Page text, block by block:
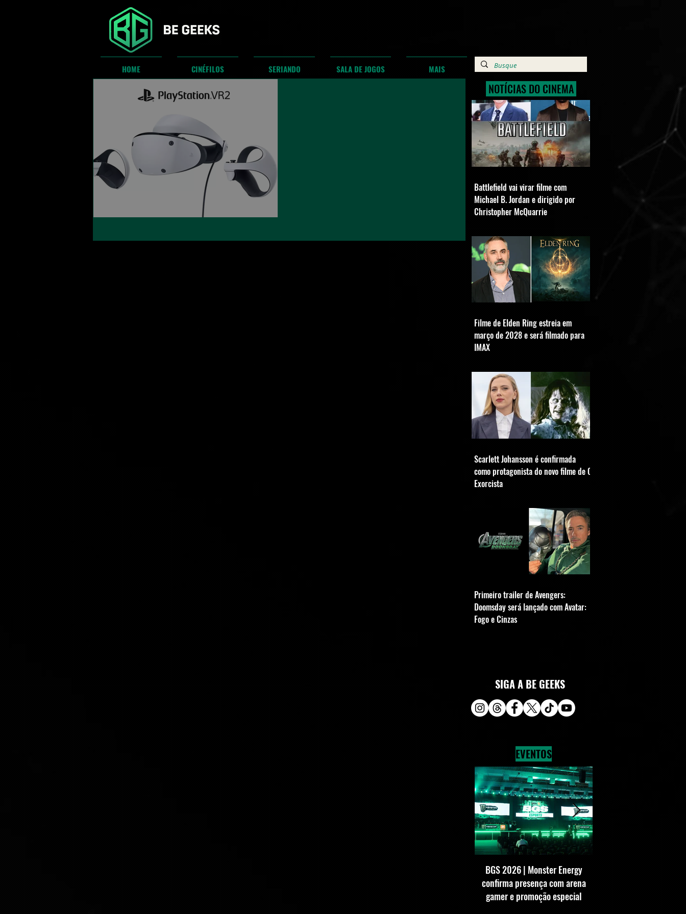
HOME CINÉFILOS SERIANDO SALA DE JOGOS MAIS
"Playstation VR 2" é liberado no Brasil
NOTÍCIAS DO CINEMA
Battlefield vai virar filme com
Michael B. Jordan e dirigido por
Christopher McQuarrie
Filme de Elden Ring estreia em
março de 2028 e será filmado para
IMAX
Scarlett Johansson é confirmada
como protagonista do novo filme de O
Exorcista
Primeiro trailer de Avengers:
Doomsday será lançado com Avatar:
Fogo e Cinzas
SIGA A BE GEEKS
EVENTOS
BGS 2026 | Monster Energy
confirma presença com arena
gamer e promoção especial